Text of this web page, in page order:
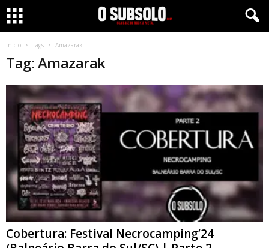
Início Tags Amazarak
Tag: Amazarak
Cobertura: Festival Necrocamping’24